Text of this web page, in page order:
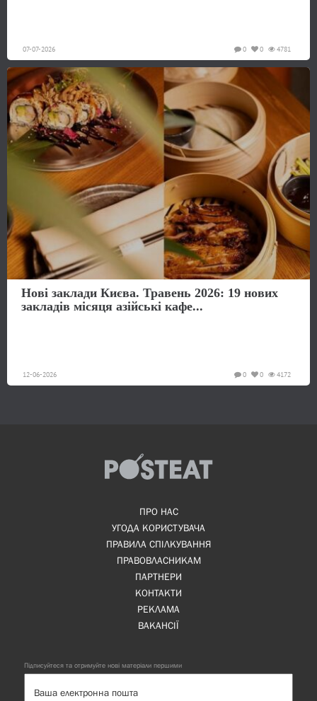
07-07-2026 4781
0
0
Нові заклади Києва. Травень 2026: 19 нових
закладів місяця азійські кафе...
12-06-2026 4172
0
0
ПРО НАС
УГОДА КОРИСТУВАЧА
ПРАВИЛА СПІЛКУВАННЯ
ПРАВОВЛАСНИКАМ
ПАРТНЕРИ
КОНТАКТИ
РЕКЛАМА
ВАКАНСІЇ
Підписуйтеся та отримуйте нові матеріали першими